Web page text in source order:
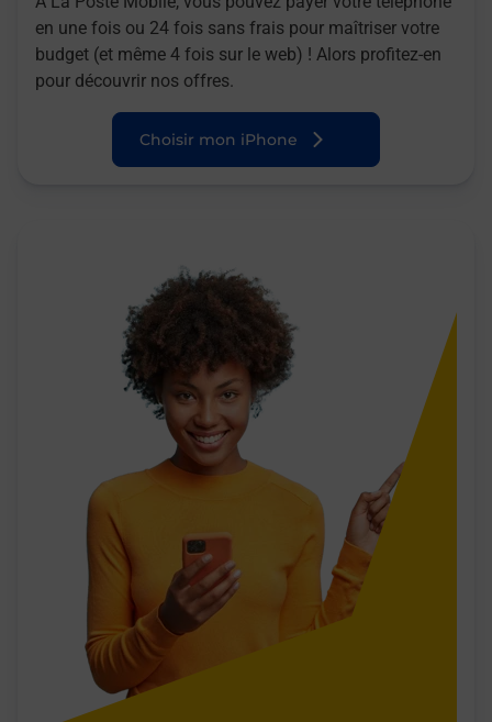
en une fois ou 24 fois sans frais pour maîtriser votre
budget (et même 4 fois sur le web) ! Alors profitez-en
pour découvrir nos offres.
Choisir mon iPhone